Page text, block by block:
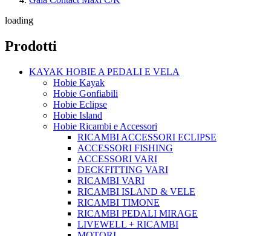
loading
Prodotti
KAYAK HOBIE A PEDALI E VELA
Hobie Kayak
Hobie Gonfiabili
Hobie Eclipse
Hobie Island
Hobie Ricambi e Accessori
RICAMBI ACCESSORI ECLIPSE
ACCESSORI FISHING
ACCESSORI VARI
DECKFITTING VARI
RICAMBI VARI
RICAMBI ISLAND & VELE
RICAMBI TIMONE
RICAMBI PEDALI MIRAGE
LIVEWELL + RICAMBI